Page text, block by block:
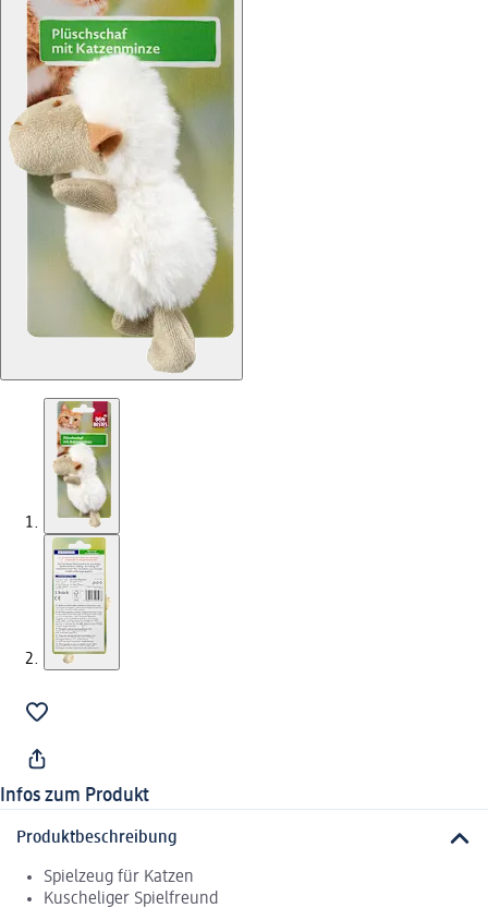
Infos zum Produkt
Produktbeschreibung
Spielzeug für Katzen
Kuscheliger Spielfreund